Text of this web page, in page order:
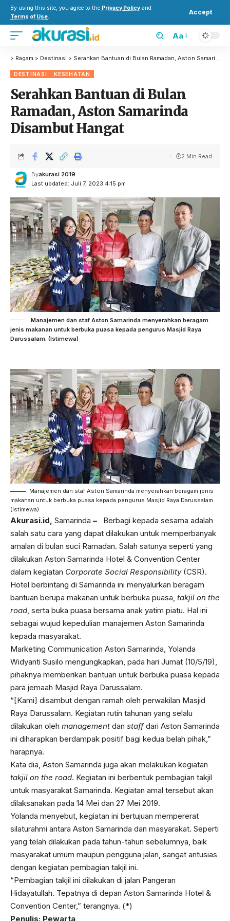
By using this site, you agree to the Privacy Policy and
Terms of Use.
Accept
Aa
> Ragam > Destinasi > Serahkan Bantuan di Bulan Ramadan, Aston Samarinda Disambut Hangat
DESTINASI KESEHATAN
Serahkan Bantuan di Bulan
Ramadan, Aston Samarinda
Disambut Hangat
Last updated: Juli 7, 2023 4:15 pm
Byakurasi 2019
2 Min Read
Manajemen dan staf Aston Samarinda menyerahkan beragam
jenis makanan untuk berbuka puasa kepada pengurus Masjid Raya
Darussalam. (Istimewa)
Manajemen dan staf Aston Samarinda menyerahkan beragam jenis
makanan untuk berbuka puasa kepada pengurus Masjid Raya Darussalam.
(Istimewa)
Akurasi.id, Samarinda – Berbagi kepada sesama adalah
salah satu cara yang dapat dilakukan untuk memperbanyak
amalan di bulan suci Ramadan. Salah satunya seperti yang
dilakukan Aston Samarinda Hotel & Convention Center
dalam kegiatan Corporate Social Responsibility (CSR).
Hotel berbintang di Samarinda ini menyalurkan beragam
bantuan berupa makanan untuk berbuka puasa, takjil on the
road, serta buka puasa bersama anak yatim piatu. Hal ini
sebagai wujud kepedulian manajemen Aston Samarinda
kepada masyarakat.
Marketing Communication Aston Samarinda, Yolanda
Widyanti Susilo mengungkapkan, pada hari Jumat (10/5/19),
pihaknya memberikan bantuan untuk berbuka puasa kepada
para jemaah Masjid Raya Darussalam.
“[Kami] disambut dengan ramah oleh perwakilan Masjid
Raya Darussalam. Kegiatan rutin tahunan yang selalu
dilakukan oleh management dan staffdari Aston Samarinda
ini diharapkan berdampak positif bagi kedua belah pihak,”
harapnya.
Kata dia, Aston Samarinda juga akan melakukan kegiatan
takjil on the road. Kegiatan ini berbentuk pembagian takjil
untuk masyarakat Samarinda. Kegiatan amal tersebut akan
dilaksanakan pada 14 Mei dan 27 Mei 2019.
Yolanda menyebut, kegiatan ini bertujuan mempererat
silaturahmi antara Aston Samarinda dan masyarakat. Seperti
yang telah dilakukan pada tahun-tahun sebelumnya, baik
masyarakat umum maupun pengguna jalan, sangat antusias
dengan kegiatan pembagian takjil ini.
“Pembagian takjil ini dilakukan di jalan Pangeran
Hidayatullah. Tepatnya di depan Aston Samarinda Hotel &
Convention Center,” terangnya. (*)
Penulis: Pewarta